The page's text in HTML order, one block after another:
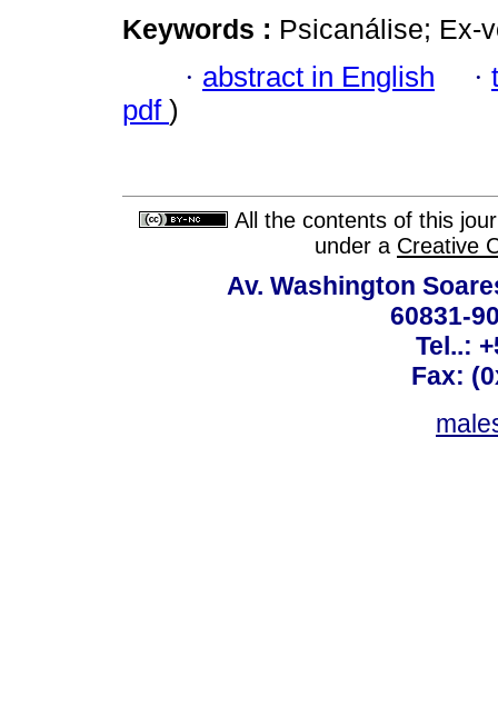
Keywords : Psicanálise; Ex-
· abstract in English ·
pdf )
All the contents of this
under a Creative
Av. Washington
60831-
Tel..:
Fax: